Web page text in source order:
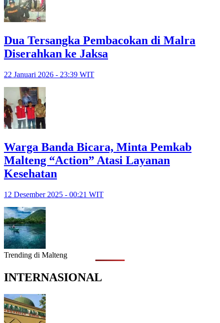
Dua Tersangka Pembacokan di Malra
Diserahkan ke Jaksa
22 Januari 2026 - 23:39 WIT
Warga Banda Bicara, Minta Pemkab
Malteng “Action” Atasi Layanan
Kesehatan
12 Desember 2025 - 00:21 WIT
Trending di Malteng
INTERNASIONAL